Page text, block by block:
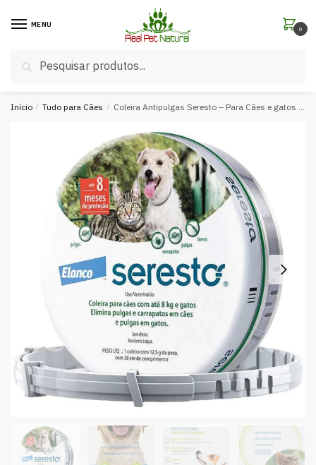
MENU
Pesquisar
0
Início / Tudo para Cães / Coleira Antipulgas Seresto – Para Cães e gatos de até 8kg